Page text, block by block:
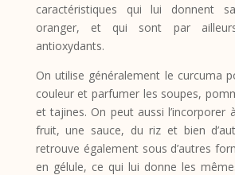
caractéristiques qui lui donnent
oranger, et qui sont par
antioxydants.
On utilise généralement le curcuma
couleur et parfumer les soupes,
et tajines. On peut aussi l’incorporer
fruit, une sauce, du riz et bien
retrouve également sous d’autres
en gélule, ce qui lui donne les